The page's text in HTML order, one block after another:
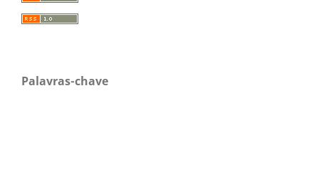
Palavras-chave